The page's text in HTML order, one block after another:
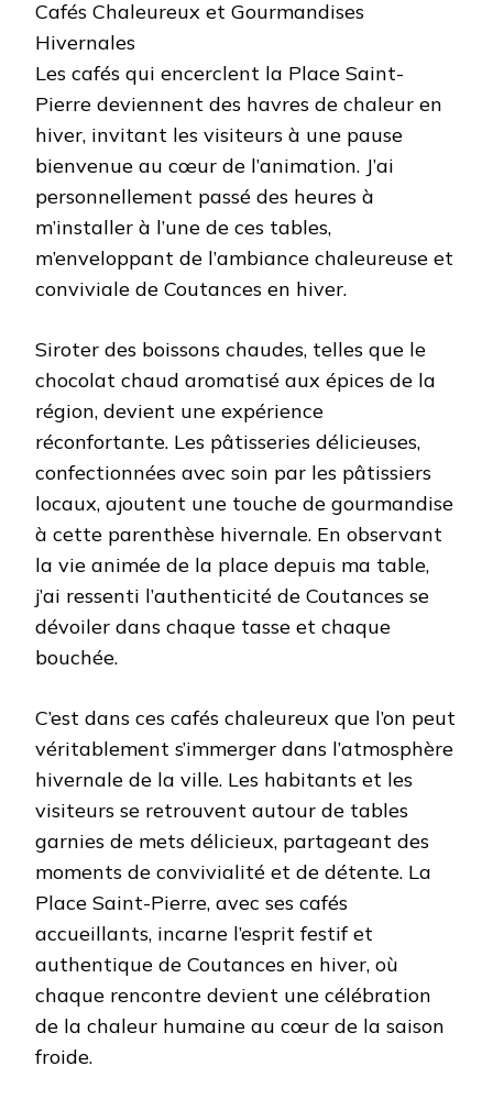
Cafés Chaleureux et Gourmandises
Hivernales
Les cafés qui encerclent la Place Saint-
Pierre deviennent des havres de chaleur en
hiver, invitant les visiteurs à une pause
bienvenue au cœur de l’animation. J’ai
personnellement passé des heures à
m’installer à l’une de ces tables,
m’enveloppant de l’ambiance chaleureuse et
conviviale de Coutances en hiver.
Siroter des boissons chaudes, telles que le
chocolat chaud aromatisé aux épices de la
région, devient une expérience
réconfortante. Les pâtisseries délicieuses,
confectionnées avec soin par les pâtissiers
locaux, ajoutent une touche de gourmandise
à cette parenthèse hivernale. En observant
la vie animée de la place depuis ma table,
j’ai ressenti l’authenticité de Coutances se
dévoiler dans chaque tasse et chaque
bouchée.
C’est dans ces cafés chaleureux que l’on peut
véritablement s’immerger dans l’atmosphère
hivernale de la ville. Les habitants et les
visiteurs se retrouvent autour de tables
garnies de mets délicieux, partageant des
moments de convivialité et de détente. La
Place Saint-Pierre, avec ses cafés
accueillants, incarne l’esprit festif et
authentique de Coutances en hiver, où
chaque rencontre devient une célébration
de la chaleur humaine au cœur de la saison
froide.